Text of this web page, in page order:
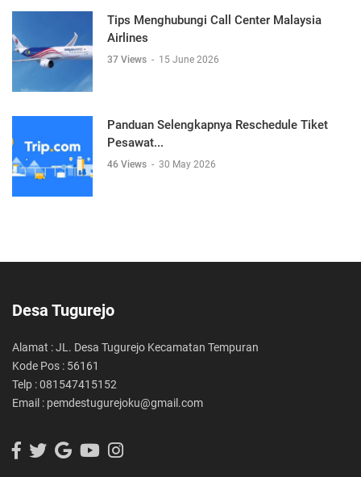
Tips Menghubungi Call Center Malaysia
Airlines
37 Views - 15 June 2026
Panduan Selengkapnya Reschedule Tiket
Pesawat...
46 Views - 30 May 2026
Desa Tugurejo
Alamat : JL. Desa Tugurejo Kecamatan Tempuran
Kode Pos : 56161
Telp : 081547415152
Email : pemdestugurejoku@gmail.com